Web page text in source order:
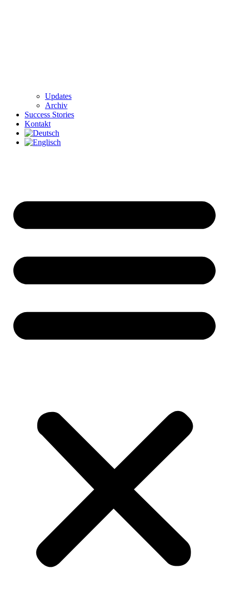
Updates
Archiv
Success Stories
Kontakt